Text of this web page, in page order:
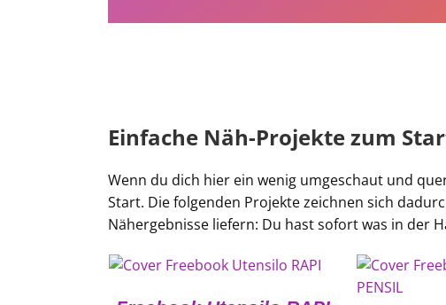
Einfache Näh-Projekte zum
Wenn du dich hier ein wenig umgeschaut und
Start. Die folgenden Projekte zeichnen sich
Nähergebnisse liefern: Du hast sofort was in der